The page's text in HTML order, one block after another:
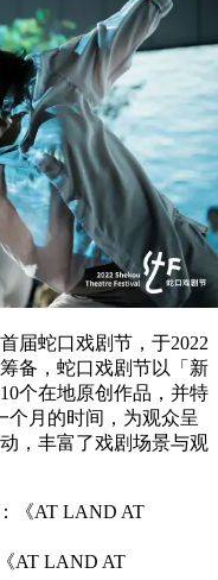
届蛇口戏剧节，于2022
备，蛇口戏剧节以「新
个在地原创作品，并特
个月的时间，为观众呈
，丰富了戏剧场景与观
AT LAND AT